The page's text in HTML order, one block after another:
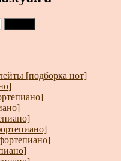
[подборка нот]